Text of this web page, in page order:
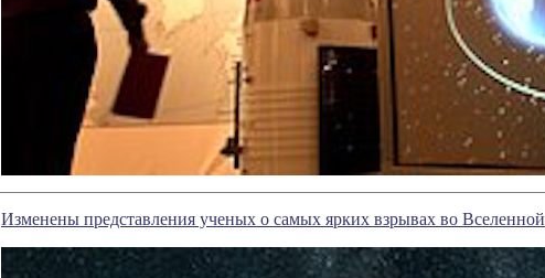
Изменены представления ученых о самых ярких взрывах во Вселенной